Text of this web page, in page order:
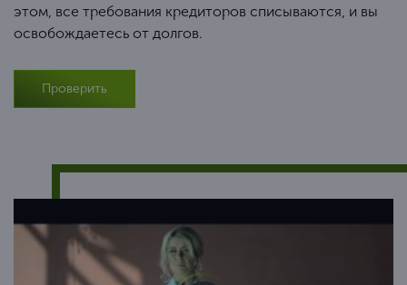
этом, все требования кредиторов списываются, и вы
освобождаетесь от долгов.
Проверить